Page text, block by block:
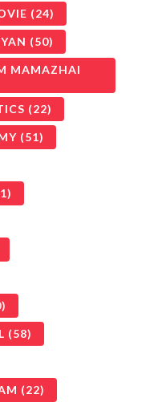
(24)
(50)
MAMAZHAI
(22)
(51)
(58)
(22)